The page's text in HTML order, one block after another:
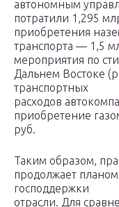
автономным
потратили 1,295
приобретения
транспорта — 1,5
мероприятия по
Дальнем Востоке
транспортных
расходов
приобретение
руб.
Таким образом,
продолжает
господдержки
отрасли. Для